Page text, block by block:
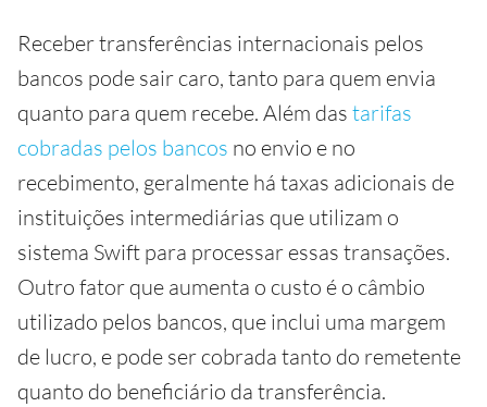
Receber transferências internacionais pelos
bancos pode sair caro, tanto para quem envia
quanto para quem recebe. Além das tarifas
cobradas pelos bancos no envio e no
recebimento, geralmente há taxas adicionais de
instituições intermediárias que utilizam o
sistema Swift para processar essas transações.
Outro fator que aumenta o custo é o câmbio
utilizado pelos bancos, que inclui uma margem
de lucro, e pode ser cobrada tanto do remetente
quanto do beneficiário da transferência.